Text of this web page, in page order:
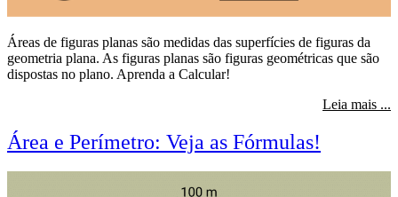
Áreas de figuras planas são medidas das superfícies de figuras da
geometria plana. As figuras planas são figuras geométricas que são
dispostas no plano. Aprenda a Calcular!
Leia mais ...
Área e Perímetro: Veja as Fórmulas!